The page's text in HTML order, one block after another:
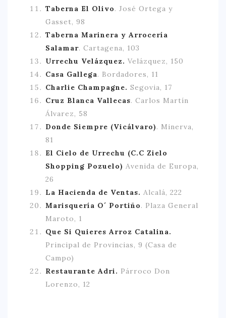
Taberna El Olivo. José Ortega y
Gasset, 98
Taberna Marinera y Arrocería
Salamar. Cartagena, 103
Urrechu Velázquez. Velázquez, 150
Casa Gallega. Bordadores, 11
Charlie Champagne. Segovia, 17
Cruz Blanca Vallecas. Carlos Martín
Álvarez, 58
Donde Siempre (Vicálvaro). Minerva,
81
El Cielo de Urrechu (C.C Zielo
Shopping Pozuelo) Avenida de Europa,
26
La Hacienda de Ventas. Alcalá, 222
Marisquería O´ Portiño. Plaza General
Maroto, 1
Que Si Quieres Arroz Catalina.
Principal de Provincias, 9 (Casa de
Campo)
Restaurante Adri. Párroco Don
Lorenzo, 12